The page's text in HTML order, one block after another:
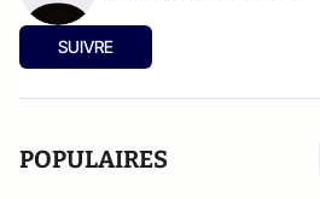
SUIVRE
POPULAIRES